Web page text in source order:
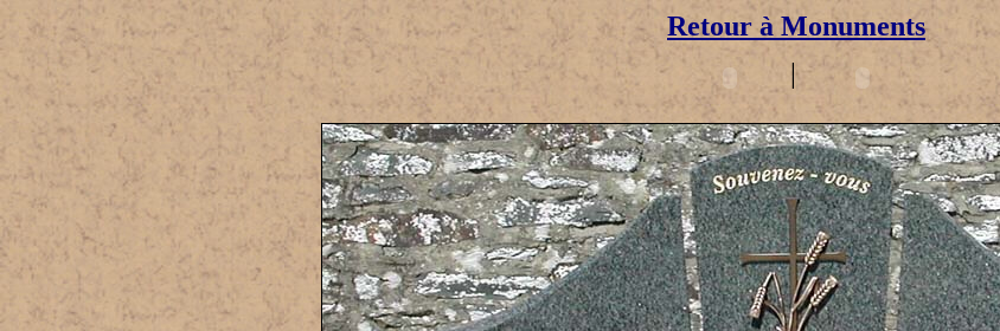
Retour à Monuments
|